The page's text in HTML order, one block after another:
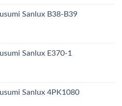
Sanlux B38-B39
Sanlux E370-1
Sanlux 4PK1080